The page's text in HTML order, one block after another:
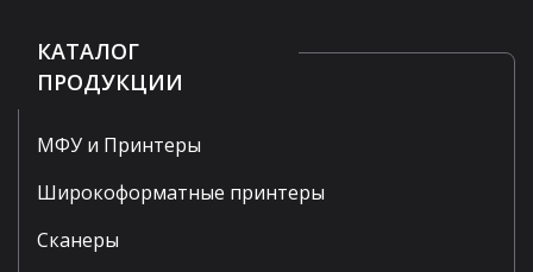
КАТАЛОГ
ПРОДУКЦИИ
МФУ и Принтеры
Широкоформатные принтеры
Сканеры